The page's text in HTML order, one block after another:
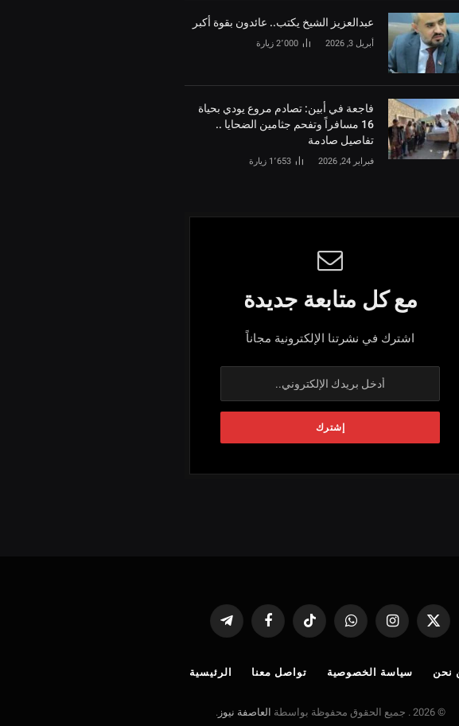
‏عبدالعزيز الشيخ يكتب.. عائدون بقوة أكبر
أبريل 3, 2026 2٬000 زيارة
فاجعة في أبين: تصادم مروع يودي بحياة
16 مسافراً وتفحم جثامين الضحايا ..
تفاصيل صادمة
فبراير 24, 2026 1٬653 زيارة
مع كل متابعة جديدة
اشترك في نشرتنا الإلكترونية مجاناً
X
الانستغرامواتساب تيكتوك فيسبوك تيلقرام
نحن سياسة الخصوصية تواصل معنا الرئيسية
© 2026 . جميع الحقوق محفوظة بواسطة العاصفة نيوز .